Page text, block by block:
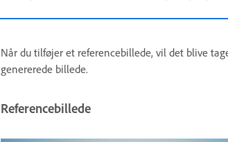
Når du tilføjer et referencebillede, vil det blive
genererede billede.
Referencebillede